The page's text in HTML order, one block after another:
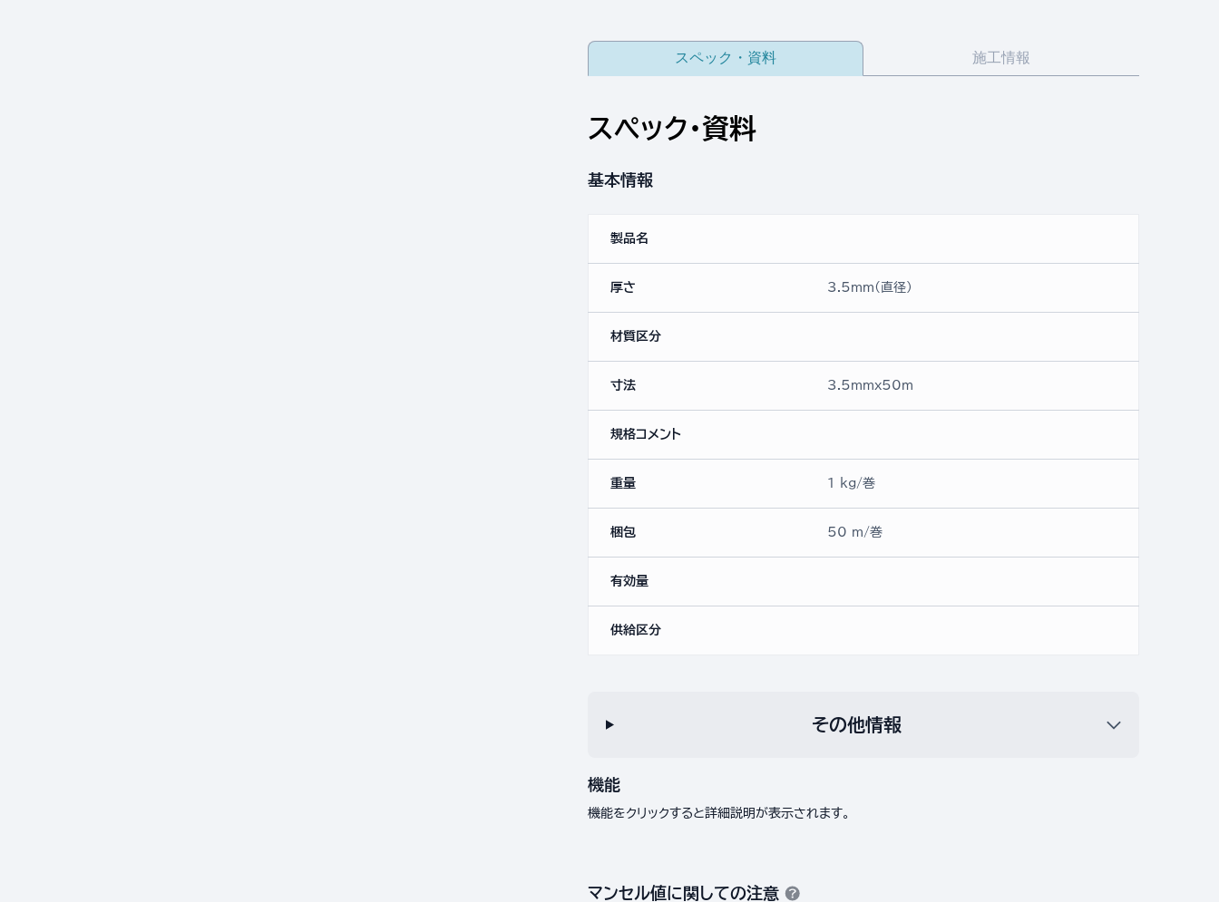
スペック・資料 施工情報
スペック・資料
基本情報
製品名
厚さ 3.5mm(直径)
材質区分
寸法 3.5mmx50ｍ
規格コメント
重量 1 kg/巻
梱包 50 m/巻
有効量
供給区分
その他情報
機能
機能をクリックすると詳細説明が表示されます。
マンセル値に関しての注意